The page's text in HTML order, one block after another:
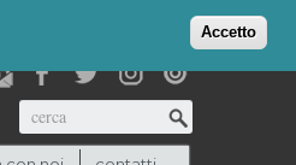
Accetto
(0)
Cerca